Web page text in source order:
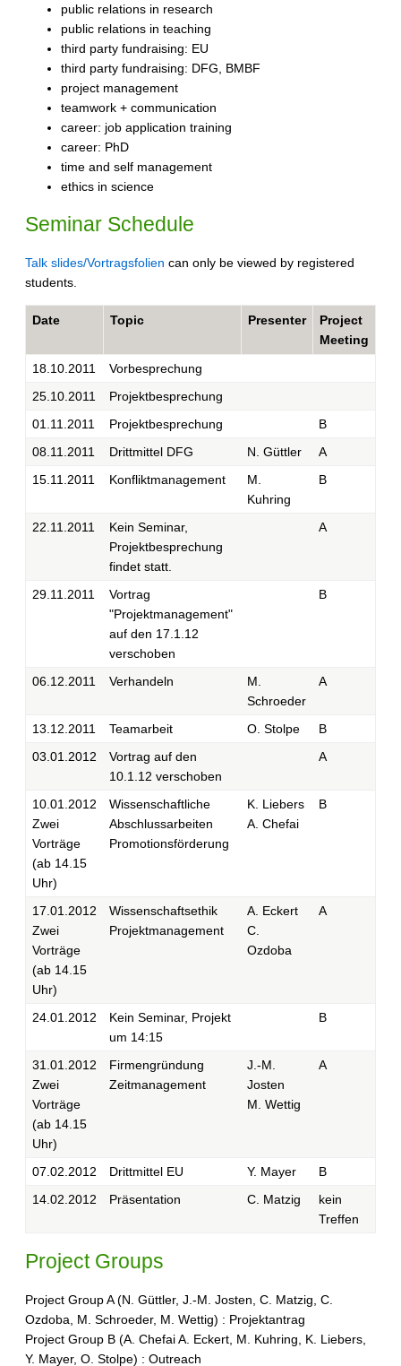
public relations in research
public relations in teaching
third party fundraising: EU
third party fundraising: DFG, BMBF
project management
teamwork + communication
career: job application training
career: PhD
time and self management
ethics in science
Seminar Schedule
Talk slides/Vortragsfolien can only be viewed by registered
students.
Date Topic Presenter
Project
Meeting
18.10.2011
Vorbesprechung
25.10.2011
Projektbesprechung
01.11.2011
Projektbesprechung
B
08.11.2011
Drittmittel DFG N. Güttler
A
15.11.2011
Konfliktmanagement
M.
Kuhring
B
22.11.2011
Kein Seminar,
Projektbesprechung
findet statt.
A
29.11.2011
Vortrag
"Projektmanagement"
auf den 17.1.12
verschoben
B
06.12.2011 Verhandeln
M.
Schroeder
A
13.12.2011 Teamarbeit O. Stolpe
B
03.01.2012
Vortrag auf den
10.1.12 verschoben
A
10.01.2012
Zwei
Vorträge
(ab 14.15
Uhr)
Wissenschaftliche
Abschlussarbeiten
Promotionsförderung
K. Liebers
A. Chefai
B
17.01.2012
Zwei
Vorträge
(ab 14.15
Uhr)
Wissenschaftsethik
Projektmanagement
A. Eckert
C.
Ozdoba
A
24.01.2012
Kein Seminar, Projekt
um 14:15
B
31.01.2012
Zwei
Vorträge
(ab 14.15
Uhr)
Firmengründung
Zeitmanagement
J.-M.
Josten
M. Wettig
A
07.02.2012 Drittmittel EU Y. Mayer
B
14.02.2012
Präsentation C. Matzig
kein
Treffen
Project Groups
Project Group A (N. Güttler, J.-M. Josten, C. Matzig, C.
Ozdoba, M. Schroeder, M. Wettig) : Projektantrag
Project Group B (A. Chefai A. Eckert, M. Kuhring, K. Liebers,
Y. Mayer, O. Stolpe) : Outreach